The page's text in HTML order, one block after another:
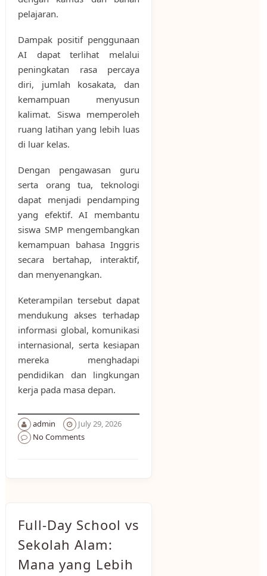
pelajaran.
Dampak positif penggunaan
AI dapat terlihat melalui
peningkatan rasa percaya
diri, jumlah kosakata, dan
kemampuan menyusun
kalimat. Siswa memperoleh
ruang latihan yang lebih luas
di luar kelas.
Dengan pengawasan guru
serta orang tua, teknologi
dapat menjadi pendamping
yang efektif. AI membantu
siswa SMP mengembangkan
kemampuan bahasa Inggris
secara bertahap, interaktif,
dan menyenangkan.
Keterampilan tersebut dapat
mendukung akses terhadap
informasi global, komunikasi
internasional, serta kesiapan
mereka menghadapi
pendidikan dan lingkungan
kerja pada masa depan.
admin
July 29, 2026
No Comments
Full-Day School vs
Sekolah Alam:
Mana yang Lebih